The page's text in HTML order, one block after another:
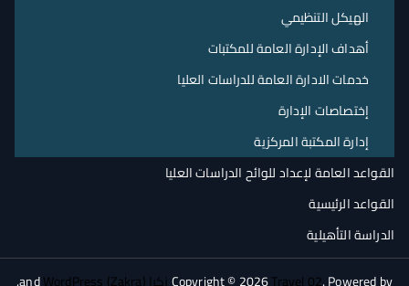
الهيكل التنظيمي
أهداف الإدارة العامة للمكتبات
خدمات الادارة العامة للدراسات العليا
إختصاصات الإدارة
إدارة المكتبة المركزية
القواعد العامة لإعداد للوائح الدراسات العليا
القواعد الرئيسية
الدراسة التأهيلية